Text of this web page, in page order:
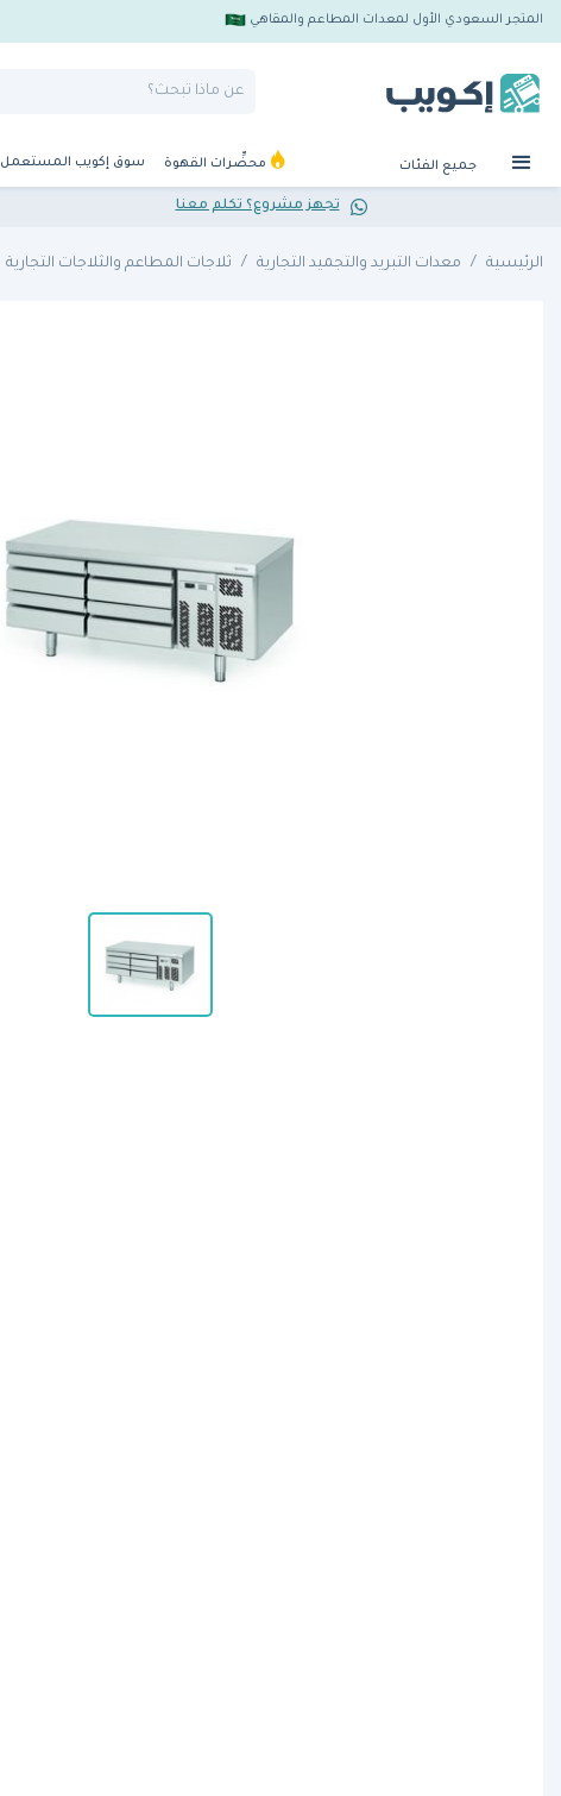
المتجر السعودي الأول لمعدات المطاعم والمقاهي
جميع الفئات محضِّرات القهوة سوق إكويب المستعمل
تجهز مشروع؟ تكلم معنا
الرئيسية معدات التبريد والتجميد التجارية ثلاجات المطاعم والثلاجات التجارية